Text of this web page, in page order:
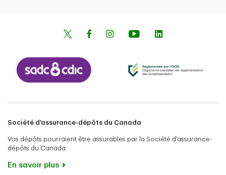
Société d'assurance-dépôts du Canada
Vos dépôts pourraient être assurables par la Société d'assurance-
dépôts du Canada.
En savoir plus